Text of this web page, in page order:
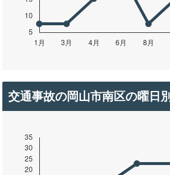
交通事故の岡山市南区の曜日